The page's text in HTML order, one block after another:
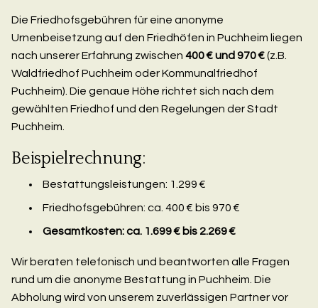
Die Friedhofsgebühren für eine anonyme
Urnenbeisetzung auf den Friedhöfen in Puchheim liegen
nach unserer Erfahrung zwischen 400 € und 970 €(z.B.
Waldfriedhof Puchheim oder Kommunalfriedhof
Puchheim). Die genaue Höhe richtet sich nach dem
gewählten Friedhof und den Regelungen der Stadt
Puchheim.
Beispielrechnung:
Bestattungsleistungen: 1.299 €
Friedhofsgebühren: ca. 400 € bis 970 €
Gesamtkosten: ca. 1.699 € bis 2.269 €
Wir beraten telefonisch und beantworten alle Fragen
rund um die anonyme Bestattung in Puchheim. Die
Abholung wird von unserem zuverlässigen Partner vor